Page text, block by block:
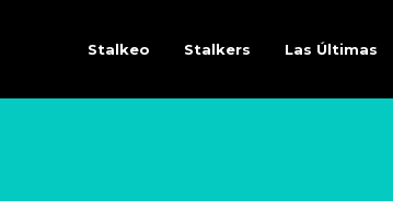
Stalkeo Stalkers Las Últimas